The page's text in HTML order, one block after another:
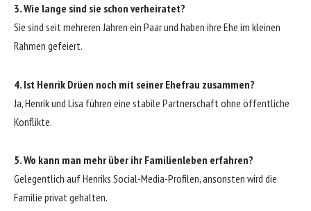
3. Wie lange sind sie schon verheiratet?
Sie sind seit mehreren Jahren ein Paar und haben ihre Ehe im kleinen
Rahmen gefeiert.
4. Ist Henrik Drüen noch mit seiner Ehefrau zusammen?
Ja, Henrik und Lisa führen eine stabile Partnerschaft ohne öffentliche
Konflikte.
5. Wo kann man mehr über ihr Familienleben erfahren?
Gelegentlich auf Henriks Social-Media-Profilen, ansonsten wird die
Familie privat gehalten.